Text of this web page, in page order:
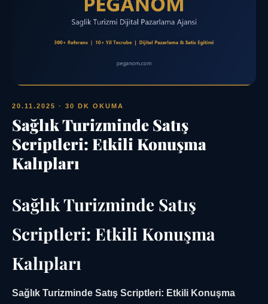
20.11.2025 · 30 DK OKUMA
Sağlık Turizminde Satış
Scriptleri: Etkili Konuşma
Kalıpları
Sağlık Turizminde Satış
Scriptleri: Etkili Konuşma
Kalıpları
Sağlık Turizminde Satış Scriptleri: Etkili Konuşma